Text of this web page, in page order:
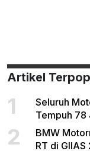
Artikel
1
Seluruh
Tempuh 78
2
BMW
RT di